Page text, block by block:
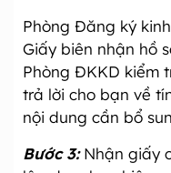
Phòng Đăng ký
Giấy biên nhận hồ
Phòng ĐKKD kiểm
trả lời cho bạn về
nội dung cần bổ
Bước 3:Nhận giấy